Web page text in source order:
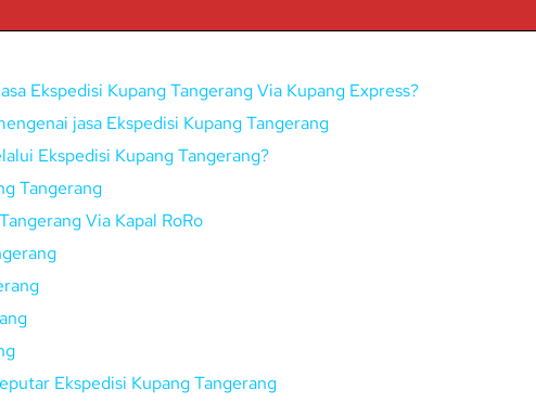
Ekspedisi Kupang Tangerang Via Kupang Express?
jasa Ekspedisi Kupang Tangerang
Ekspedisi Kupang Tangerang?
Tangerang
Via Kapal RoRo
Ekspedisi Kupang Tangerang